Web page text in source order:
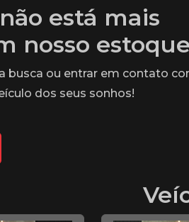
está mais
nosso estoque
busca ou entrar em contato
dos seus sonhos!